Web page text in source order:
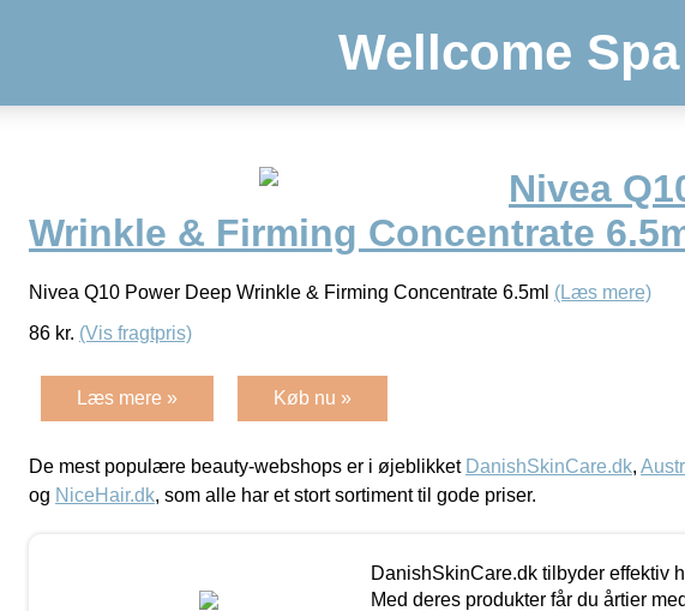
Wellcome Spa
Nivea
Wrinkle & Firming Concentrate
Nivea Q10 Power Deep Wrinkle & Firming Concentrate 6.5ml (Læs mere)
86 kr. (Vis fragtpris)
Læs mere » Køb nu »
De mest populære beauty-webshops er i øjeblikket DanishSkinCare.dk,
og NiceHair.dk, som alle har et stort sortiment til gode priser.
DanishSkinCare.dk tilbyder effektiv
Med deres produkter får du årtier